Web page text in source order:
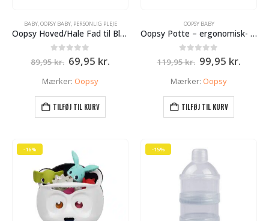
BABY,OOPSY BABY, PERSONLIG PLEJE
Oopsy Hoved/Hale Fad til Bleskift 4 rum – Hvid
ud af 5
89,95kr. Den
oprindelige
pris
var:
89,95 kr..
69,95 kr.Den
Mærker: Oopsy
TILFØJ TIL KURV
OOPSY BABY
Oopsy Potte – ergonomisk- Hvid
ud af 5
119,95kr. Den
oprindelige
pris
var:
119,95 kr..
99,95 kr.Den
Mærker: Oopsy
TILFØJ TIL KURV
-16% -15%